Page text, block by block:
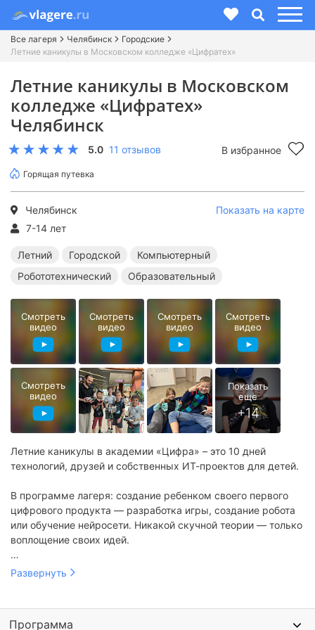
Все лагеря Челябинск
Городские
Летние каникулы в Московском колледже «Цифратех»
Летние каникулы в Московском
колледже «Цифратех»
Челябинск
5.0 11 отзывов В избранное
Горящая путевка
Челябинск
Показать на карте
7-14 лет
Летний Городской
Компьютерный
Робототехнический
Образовательный
Летние каникулы в академии «Цифра» – это 10 дней
технологий, друзей и собственных ИТ-проектов для детей.
В программе лагеря: создание ребенком своего первого
цифрового продукта — разработка игры, создание робота
или обучение нейросети. Никакой скучной теории — только
воплощение своих идей.
Самые интересные активности:
Для 7–10 лет: разработка собственной мини-игры (жанр,
по её мотивам.
Для 11–14 лет: знакомство с основами дизайна в Figma,
Развернуть
Смотреть
видео
Смотреть
видео
Смотреть
видео
Смотреть
видео
Смотреть
видео
Программа